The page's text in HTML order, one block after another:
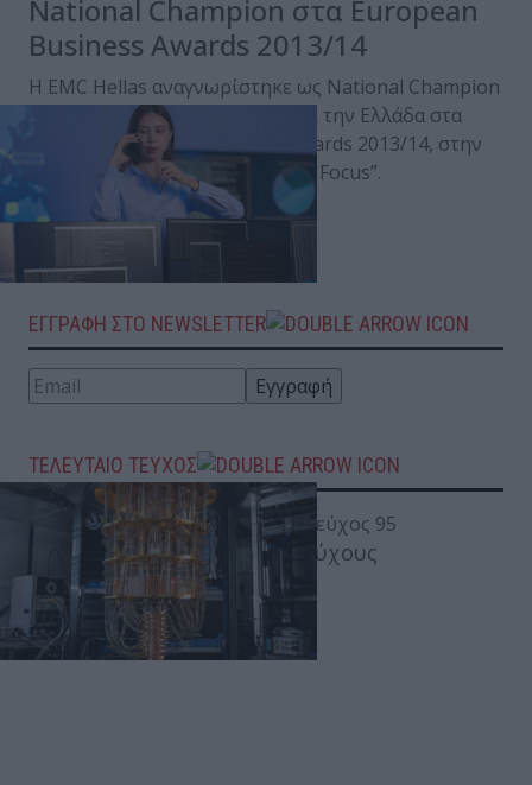
National Champion στα European
Business Awards 2013/14
H EMC Hellas αναγνωρίστηκε ως National Champion
και πρόκειται να εκπροσωπήσει την Ελλάδα στα
βραβεία European Business Awards 2013/14, στην
κατηγορία “Award for Customer Focus”.
Posted on 30 Αυγ 2013
ΕΓΓΡΑΦΗ ΣΤΟ NEWSLETTER
ΤΕΛΕΥΤΑΙΟ ΤΕΥΧΟΣ
Περιεχόμενα τεύχους